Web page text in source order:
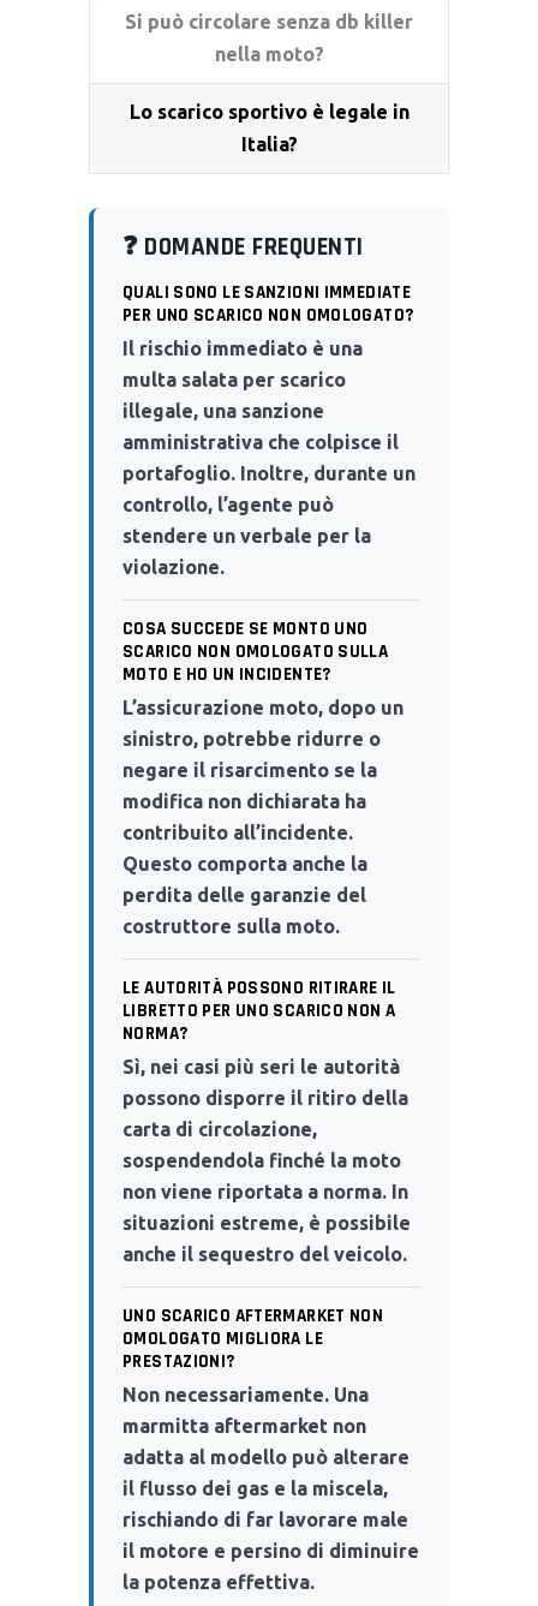
Si può circolare senza db killer
nella moto?
Lo scarico sportivo è legale in
Italia?
❓ DOMANDE FREQUENTI
QUALI SONO LE SANZIONI IMMEDIATE
PER UNO SCARICO NON OMOLOGATO?
Il rischio immediato è una
multa salata per scarico
illegale, una sanzione
amministrativa che colpisce il
portafoglio. Inoltre, durante un
controllo, l’agente può
stendere un verbale per la
violazione.
COSA SUCCEDE SE MONTO UNO
SCARICO NON OMOLOGATO SULLA
MOTO E HO UN INCIDENTE?
L’assicurazione moto, dopo un
sinistro, potrebbe ridurre o
negare il risarcimento se la
modifica non dichiarata ha
contribuito all’incidente.
Questo comporta anche la
perdita delle garanzie del
costruttore sulla moto.
LE AUTORITÀ POSSONO RITIRARE IL
LIBRETTO PER UNO SCARICO NON A
NORMA?
Sì, nei casi più seri le autorità
possono disporre il ritiro della
carta di circolazione,
sospendendola finché la moto
non viene riportata a norma. In
situazioni estreme, è possibile
anche il sequestro del veicolo.
UNO SCARICO AFTERMARKET NON
OMOLOGATO MIGLIORA LE
PRESTAZIONI?
Non necessariamente. Una
marmitta aftermarket non
adatta al modello può alterare
il flusso dei gas e la miscela,
rischiando di far lavorare male
il motore e persino di diminuire
la potenza effettiva.